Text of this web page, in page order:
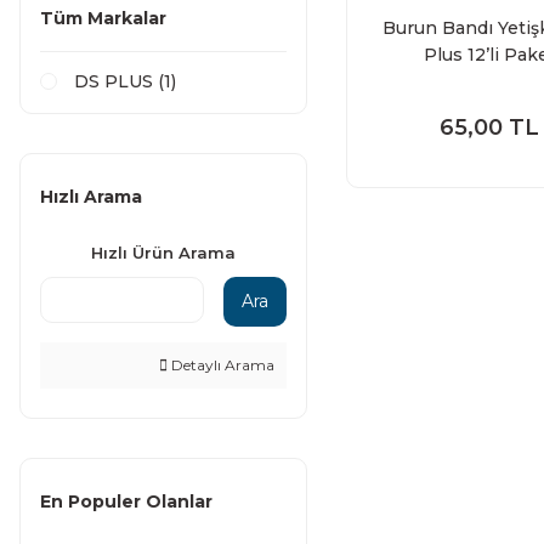
Tüm Markalar
DS PLUS (1)
Hızlı Arama
Hızlı Ürün Arama
Ara
Detaylı Arama
En Populer Olanlar
Burun Bandı
Plus 12’li
65,00 TL